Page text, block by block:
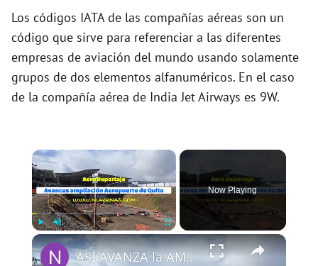
Los códigos IATA de las compañías aéreas son un
código que sirve para referenciar a las diferentes
empresas de aviación del mundo usando solamente
grupos de dos elementos alfanuméricos. En el caso
de la compañía aérea de India Jet Airways es 9W.
×
Unmute Fullscreen
Now Playing
×
ASÍ AVANZA la AMPLIACIÓN DEL AEROPUERTO Internacional DE QUITO ?? | 35+% LISTO ✅